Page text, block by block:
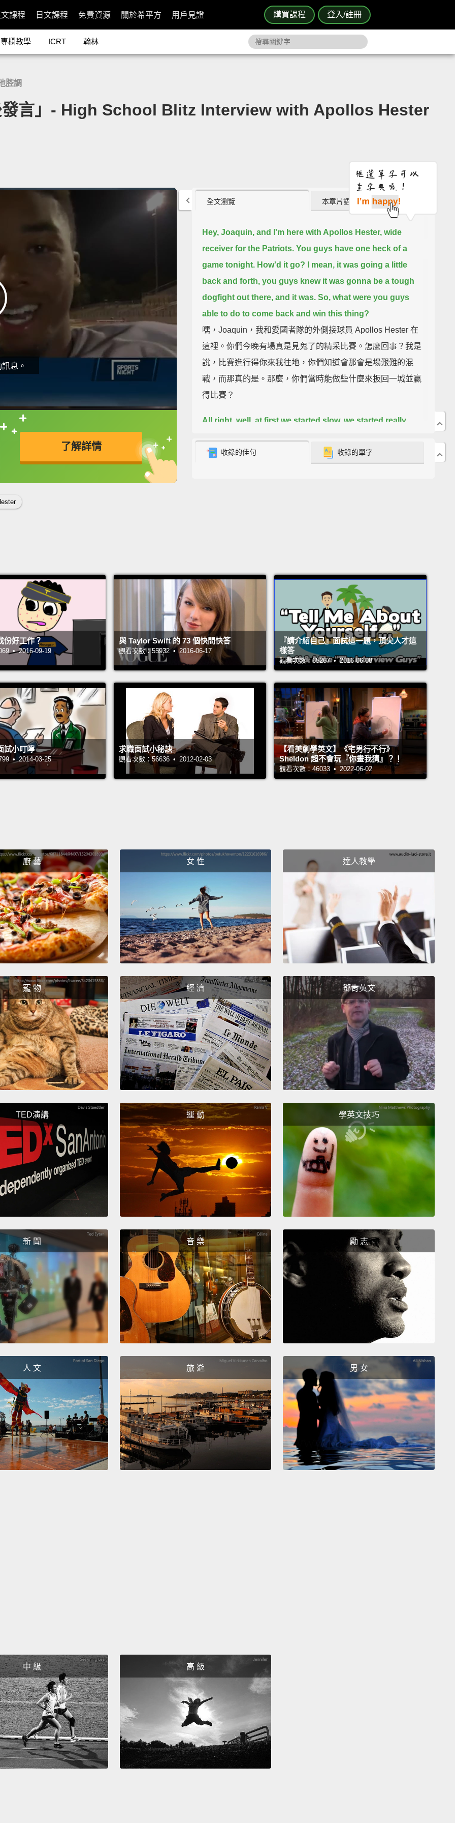
購買課程 登入/註冊
課程 日文課程 免費資源 關於希平方 用戶見證
專欄教學 ICRT 翰林
腔調
發言」- High School Blitz Interview with Apollos Hester
息。
了解詳情
接查字典喔！
英
全文瀏覽 本章片語 (5)
Hey, Joaquin, and I'm here with Apollos Hester, wide
receiver for the Patriots. You guys have one heck of a
game tonight. How'd it go? I mean, it was going a little
back and forth, you guys knew it was gonna be a tough
dogfight out there, and it was. So, what were you guys
able to do to come back and win this thing?
嘿，Joaquin，我和愛國者隊的外側接球員 Apollos Hester 在
這裡。你們今晚有場真是見鬼了的精采比賽。怎麼回事？我是
說，比賽進行得你來我往地，你們知道會那會是場艱難的混
戰，而那真的是。那麼，你們當時能做些什麼來扳回一城並贏
得比賽？
All right, well, at first we started slow, we started really
sometimes in life you're gonna start slow. That's OK.
道，那沒關係，那沒差，因為有時在生命中你開始時比較慢。
那沒差。我們告訴自己：「嘿，我們開始時慢。我們要保持快
步前進。我們開始時慢，但我們總是、總是會快速終結比賽。
不管分數如何，我們會奮力完成，我們會快速終結比賽。」沒
錯，他們上半場壓制住我們了。我不會說謊。他們壓制住我們
了。我們沒被打敗，但他們壓制住我們了。
But it took guts, it took an attitude. That's all it takes.
That's all it takes to be successful—it's an attitude. And
that's what our coach told us, he said,
"Hey, it's gonna be
tough. It's gonna be hard. You're gonna go out there,
you're gonna battle, you're gonna fight, you're gonna do
it for one another.
Do it for each other. You're gonna do it
Regardless of the situation, regardless of the scoreboard,
you're going to be successful,
time, all the effort, all the hard work, and you know that it's
going to pay off.
但這需要決心，這需要一種態度。那就是所有需要的。那就是
成功所需要的一切－－那是一種態度。而那也是我們教練所告
訴我們的，他說：「嘿，這將會很艱苦。這會困難重重。你會
彼此而做。你要為自己而做、你要為我們而做，然後你會帶著
勝利走出場外。」而我們相信那說法。我們真的相信!而這是非
常棒的感受。當你真正相信你會成功時，這真的是個很棒的感
受。不管戰況如何、不管記分板如何，你一定會成功，因為你
投入所有時間、所有心力、所有努力，而你知道那些將會有回
報。
And if it doesn't pay off, you continue to give God the
glory. If you still lose the game, you continue to get each
other's back, and that's what we realized. Regardless win
or lose, we realized that we were gonna be all right. And
it's gonna be OK, we're gonna keep smiling. It was
awesome. Awesome.
如果這沒有回報，你繼續帶給主榮耀。如果你仍輸掉比賽，你
繼續罩著彼此，而這是我們所了解到的。管它輸或贏，我們知
是太棒。太棒了。
Apollos always got a smile on his face. Talk about attitude
—this guy's got attitude. You guys can tell. We met earlier
this week, and this was the enthusiasm I saw.
Apollos 臉上總帶著微笑。講到態度－－這小子就很有態度。
大夥可以看出來。我們這周稍早見過，而這就是我看到的熱
忱。
Yes, ma'am. Hey, you can do anything you put your mind
to. Never give up on your dreams.
Keep smiling no matter
what you're going through. If you fall down, just get up. If
you can't get up, your friends are there to help you up.
Your mama's there. Your daddy's there.
God's there. Hey,
I'm there to help you up. You are there. It's gonna be all
right. Just keep smiling, huh?
the East View Patriots. Sorry, guys.
you.
天啊，你們今晚除了有所有橄欖球精彩部分，還有些出自於
Apollos Hester 激勵人心的演講。那是我們的好傢伙。今晚真
是場精采的比賽，老兄，所以...替你們感到高興。這小子就是
達陣得分、又滿滿自信的人，在這替東景高中愛國者隊發言。
抱歉，各位。我們將畫面交還給主播。
收錄的佳句 收錄的單字
份好工作？
• 2016-09-19
與 Taylor Swift 的 73 個快問快答
觀看次數：55932 • 2016-06-17
『請介紹自己』面試這一題，頂尖人才這
樣答
觀看次數：65267 • 2016-06-08
試小叮嚀
• 2014-03-25
求職面試小秘訣
觀看次數：56636 • 2012-02-03
【看美劇學英文】《宅男行不行》
Sheldon 超不會玩『你畫我猜』？！
觀看次數：46033 • 2022-06-02
廚 藝 女 性 達人教學
寵 物 經 濟 鄧肯英文
TED演講 運 動 學英文技巧
新 聞 音 樂 勵 志
人 文 旅 遊 男 女
中 級 高 級